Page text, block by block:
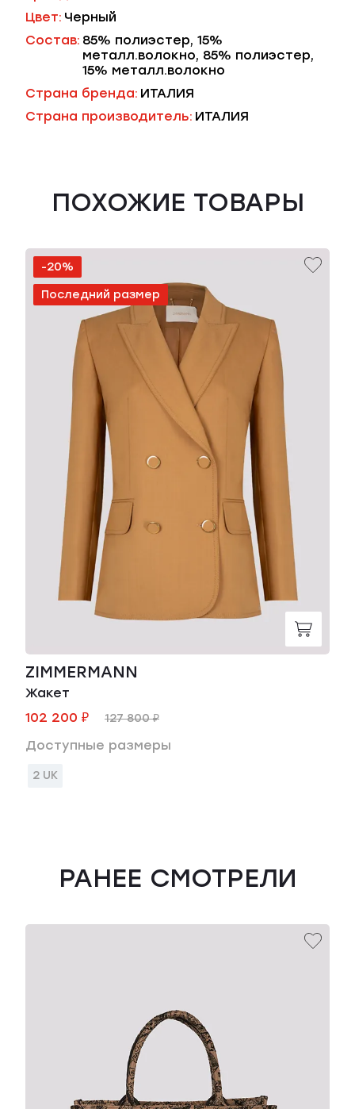
Цвет: Черный
Состав: 85% полиэстер, 15%
металл.волокно, 85% полиэстер,
15% металл.волокно
Страна бренда: ИТАЛИЯ
Страна производитель: ИТАЛИЯ
ПОХОЖИЕ ТОВАРЫ
-20%
Последний размер
ZIMMERMANN
Жакет
102 200 ₽
127 800 ₽
Доступные размеры
2 UK
РАНЕЕ СМОТРЕЛИ